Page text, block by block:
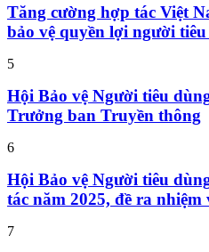
Tăng cường hợp tác Việt
bảo vệ quyền lợi người
5
Hội Bảo vệ Người tiêu
Trưởng ban Truyền thông
6
Hội Bảo vệ Người tiêu
tác năm 2025, đề ra
7